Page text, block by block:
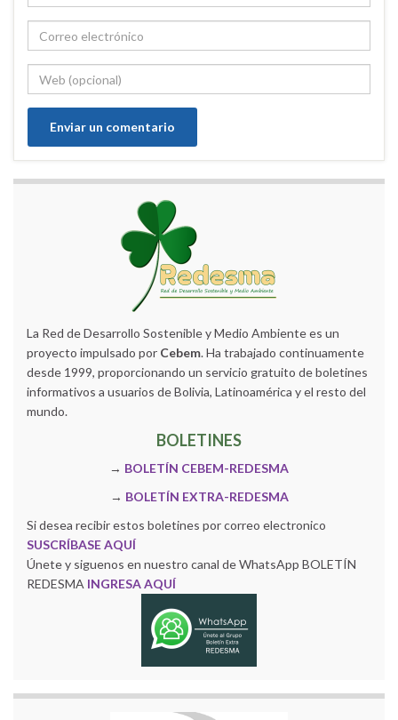
La Red de Desarrollo Sostenible y Medio Ambiente es un
proyecto impulsado por Cebem. Ha trabajado continuamente
desde 1999, proporcionando un servicio gratuito de boletines
informativos a usuarios de Bolivia, Latinoamérica y el resto del
mundo.
BOLETINES
→ BOLETÍN CEBEM-REDESMA
→ BOLETÍN EXTRA-REDESMA
Si desea recibir estos boletines por correo electronico
SUSCRÍBASE AQUÍ
Únete y siguenos en nuestro canal de WhatsApp BOLETÍN
REDESMA INGRESA AQUÍ